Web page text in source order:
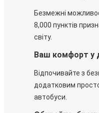
Безмежні
8,000 пунктів
світу.
Ваш комфорт у
Відпочивайте з
додатковим
автобуси.